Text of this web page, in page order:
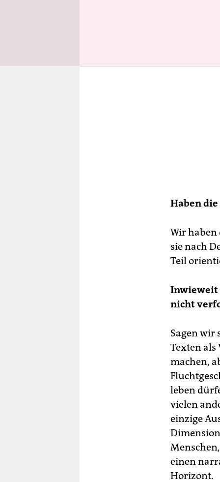
Haben
Wir haben
sie nach
Teil
Inwieweit
nicht
Sagen wir
Texten als
machen,
leben
vielen
einzige
einen
Horizont.